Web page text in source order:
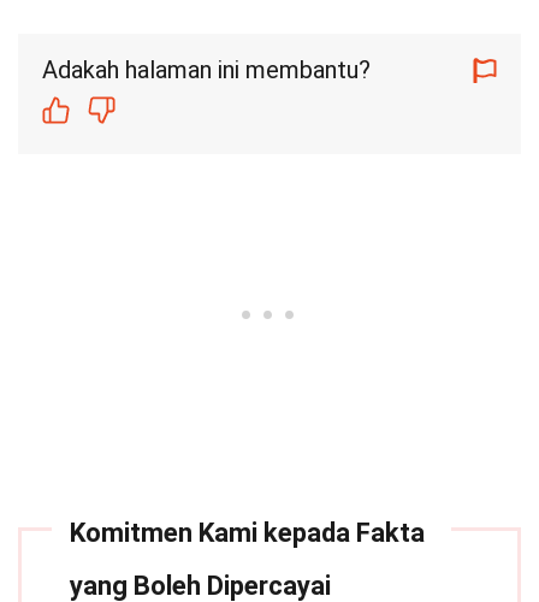
Adakah halaman ini membantu?
Komitmen Kami kepada Fakta
yang Boleh Dipercayai